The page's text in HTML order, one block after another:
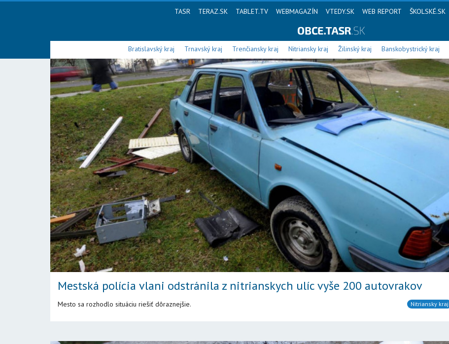
TASR TERAZ.SK TABLET.TV WEBMAGAZÍN VTEDY.SK WEB REPORT ŠKOLSKÉ.SK
Bratislavský kraj Trnavský kraj Trenčiansky kraj Nitriansky kraj Žilinský kraj Banskobystrický kraj
Mestská polícia vlani odstránila z nitrianskych ulíc vyše 200 autovrakov
Mesto sa rozhodlo situáciu riešiť dôraznejšie. Nitriansky kraj